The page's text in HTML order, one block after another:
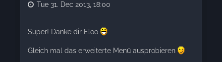
Tue 31. Dec 2013, 18:00
Super! Danke dir Eloo
Gleich mal das erweiterte Menü ausprobieren